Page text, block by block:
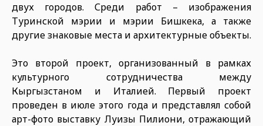
двух городов. Среди работ – изображения
Туринской мэрии и мэрии Бишкека, а также
другие знаковые места и архитектурные объекты.
Это второй проект, организованный в рамках
культурного сотрудничества между
Кыргызстаном и Италией. Первый проект
проведен в июле этого года и представлял собой
арт-фото выставку Луизы Пилиони, отражающий